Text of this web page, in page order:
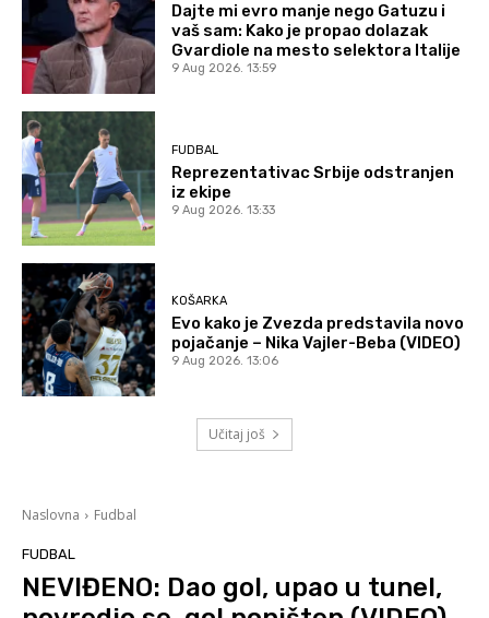
Dajte mi evro manje nego Gatuzu i
vaš sam: Kako je propao dolazak
Gvardiole na mesto selektora Italije
9 Aug 2026. 13:59
FUDBAL
Reprezentativac Srbije odstranjen
iz ekipe
9 Aug 2026. 13:33
KOŠARKA
Evo kako je Zvezda predstavila novo
pojačanje – Nika Vajler-Beba (VIDEO)
9 Aug 2026. 13:06
Učitaj još